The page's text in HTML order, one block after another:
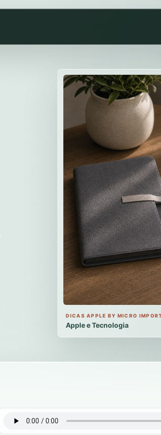
DICAS APPLE BY MICRO
Apple e Tecnologia